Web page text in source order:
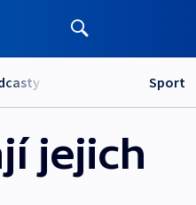
Sport
jejich